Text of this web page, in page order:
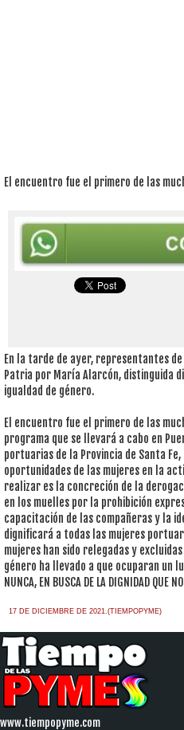
El encuentro fue el primero de las
En la tarde de ayer, representantes
Patria por María Alarcón, distinguida
igualdad de género.
El encuentro fue el primero de las
programa que se llevará a cabo en
portuarias de la Provincia de Santa
oportunidades de las mujeres en la
realizar es la concreción de la
en los muelles por la prohibición
capacitación de las compañeras y la
dignificará a todas las mujeres
mujeres han sido relegadas y
género ha llevado a que ocuparan un
NUNCA, EN BUSCA DE LA DIGNIDAD QUE
17 DE DICIEMBRE DE 2021.(TIEMPOPYME)
www.tiempopyme.com